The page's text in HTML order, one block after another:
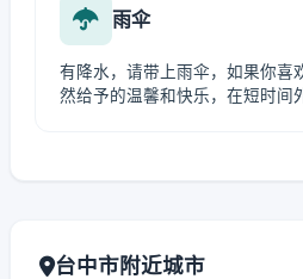
雨伞
有降水，请带上雨伞，如果你喜
然给予的温馨和快乐，在短时间
台中市附近城市